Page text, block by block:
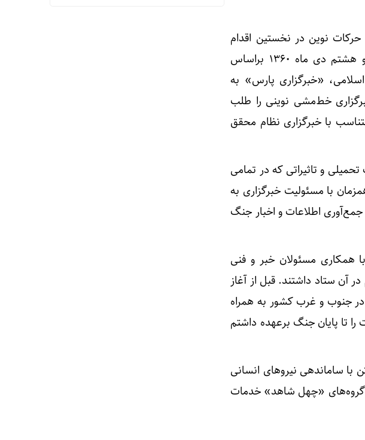
نوین در نخستین اقدام
بنیادین، پیشنهاد تغییر نام «سازمان خبرگزاری پارس» را مطرح کرد و هشتم دی ماه ۱۳۶۰ براساس
«خبرگزاری پارس» به
خط‌مشی نوینی را طلب
با خبرگزاری نظام محقق
و تاثیراتی که در تمامی
با مسئولیت خبرگزاری به
اطلاعات و اخبار جنگ
همکاری مسئولان خبر و فنی
آن ستاد داشتند. قبل از آغاز
در جنوب و غرب کشور به همراه
تا پایان جنگ برعهده داشتم
ساماندهی نیروهای انسانی
گروه‌های «چهل شاهد» خدمات